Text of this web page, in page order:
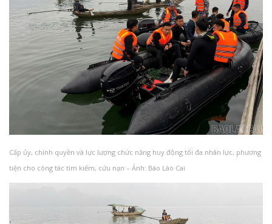
Cấp ủy, chính quyền và lực lượng chức năng huy động tối đa nhân lực, phương
tiện cho công tác tìm kiếm, cứu nạn – Ảnh: Báo Lào Cai